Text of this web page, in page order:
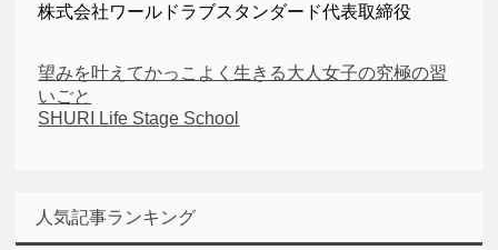
株式会社ワールドラブスタンダード代表取締役
望みを叶えてかっこよく生きる大人女子の究極の習
いごと
SHURI Life Stage School
人気記事ランキング